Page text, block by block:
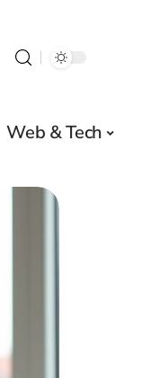
Web & Tech